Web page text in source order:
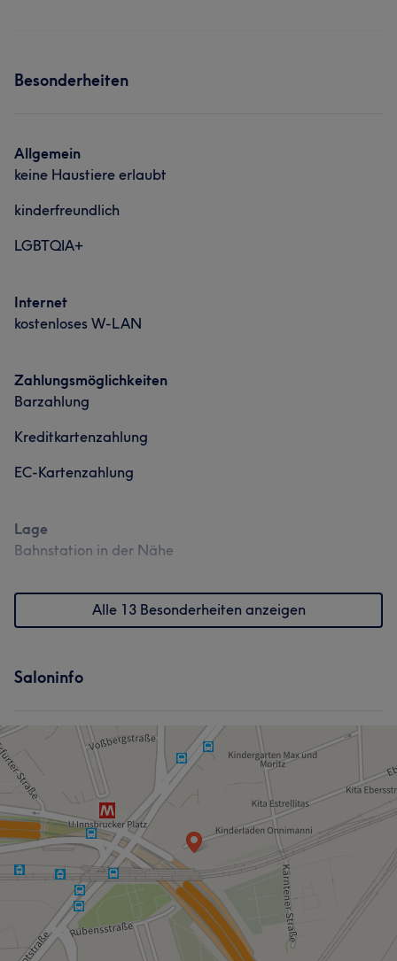
Besonderheiten
Allgemein
keine Haustiere erlaubt
kinderfreundlich
LGBTQIA+
Internet
kostenloses W-LAN
Zahlungsmöglichkeiten
Barzahlung
Kreditkartenzahlung
EC-Kartenzahlung
Lage
Bahnstation in der Nähe
Alle 13 Besonderheiten anzeigen
Saloninfo